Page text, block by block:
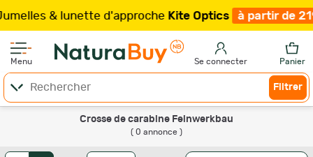
& lunette d'approcheKite Optics à partir de
Menu Se connecter Panier
Filtrer
Crosse de carabine Feinwerkbau
( 0 annonce )